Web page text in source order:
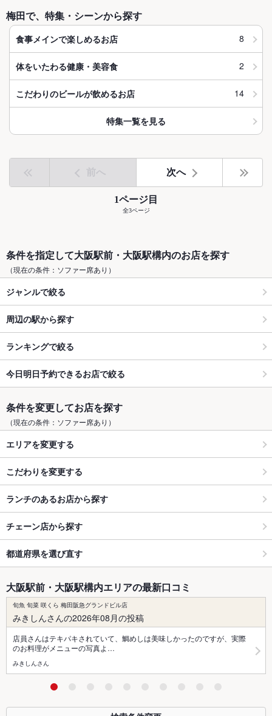
梅田で、特集・シーンから探す
食事メインで楽しめるお店 8
体をいたわる健康・美容食 2
こだわりのビールが飲めるお店 14
特集一覧を見る
前へ 次へ
1ページ目
全3ページ
条件を指定して大阪駅前・大阪駅構内のお店を探す
（現在の条件：ソファー席あり）
ジャンルで絞る
周辺の駅から探す
ランキングで絞る
今日明日予約できるお店で絞る
条件を変更してお店を探す
（現在の条件：ソファー席あり）
エリアを変更する
こだわりを変更する
ランチのあるお店から探す
チェーン店から探す
都道府県を選び直す
大阪駅前・大阪駅構内エリアの最新口コミ
旬魚 旬菜 咲くら 梅田阪急グランドビル店
みきしんさんの2026年08月の投稿
店員さんはテキパキされていて、鯛めしは美味しかったのですが、実際
のお料理がメニューの写真よ…
みきしんさん